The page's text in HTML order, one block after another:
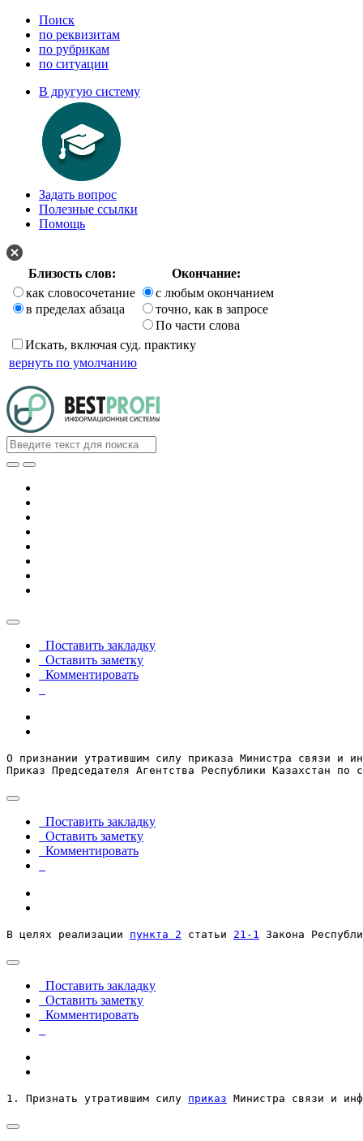
Поиск
по реквизитам
по рубрикам
по ситуации
В другую систему
Задать вопрос
Полезные ссылки
Помощь
Близость слов:
Окончание:
как словосочетание
в пределах абзаца
с любым окончанием
точно, как в запросе
По части слова
Искать, включая суд. практику
вернуть по умолчанию
Поставить закладку
Оставить заметку
Комментировать
О признании утратившим силу приказа Министра связи и
Приказ Председателя Агентства Республики Казахстан
Поставить закладку
Оставить заметку
Комментировать
В целях реализации пункта 2 статьи 21-1 Закона
Поставить закладку
Оставить заметку
Комментировать
1. Признать утратившим силу приказ Министра связи и